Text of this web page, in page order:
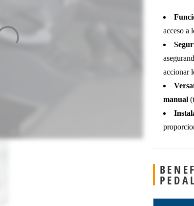
acceso a
accionar
manual